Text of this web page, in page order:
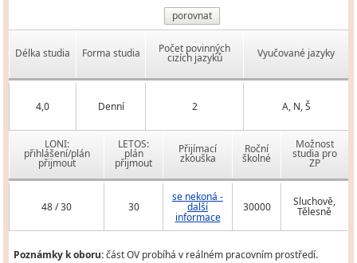
porovnat
Délka studia Forma studia Počet povinných
cizích jazyků Vyučované jazyky
4,0 Denní 2 A, N, Š
LONI:
přihlášení/plán
přijmout
LETOS:
plán
přijmout
Přijímací
zkouška
Roční
školné
Možnost
studia pro
ZP
48 / 30 30
se nekoná -
další
informace
30000 Sluchově,
Tělesně
Poznámky k oboru:část OV probíhá v reálném pracovním prostředí.